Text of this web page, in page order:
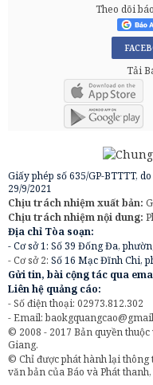
Theo dõi
Tải
Giấy phép số 635/GP-BTTTT,
29/9/2021
Chịu trách nhiệm xuất bản:
Chịu trách nhiệm nội dung:
Địa chỉ Tòa soạn:
- Cơ sở 1: Số 39 Đống Đa,
- Cơ sở 2: Số 16 Mạc Đĩnh Chi,
Gửi tin, bài cộng tác qua
Liên hệ quảng cáo:
- Số điện thoại: 02973.812.302
- Email:
© 2008 - 2017 Bản quyền
Giang.
© Chỉ được phát hành lại
văn bản của Báo và Phát